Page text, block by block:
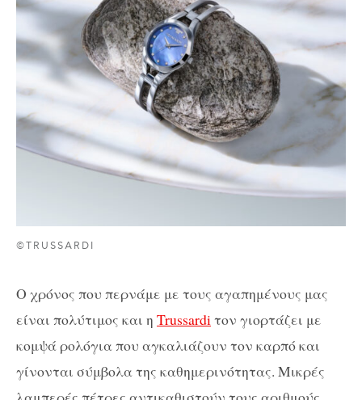
©TRUSSARDI
Ο χρόνος που περνάμε με τους αγαπημένους μας
είναι πολύτιμος και η Trussardiτον γιορτάζει με
κομψά ρολόγια που αγκαλιάζουν τον καρπό και
γίνονται σύμβολα της καθημερινότητας. Μικρές